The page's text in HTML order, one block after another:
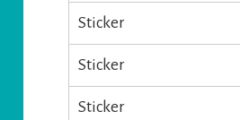
Sticker
Sticker
Sticker